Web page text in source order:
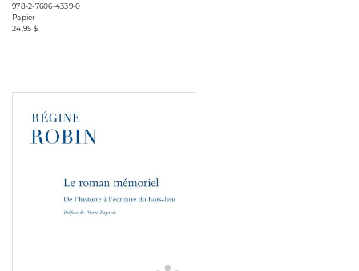
978-2-7606-4339-0
Papier
24,95 $